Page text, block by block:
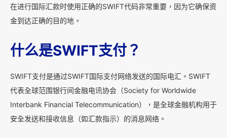
在进行国际汇款时使用正确的SWIFT代码非常重要，因为它确保资
金到达正确的目的地。
什么是SWIFT支付？
SWIFT支付是通过SWIFT国际支付网络发送的国际电汇。SWIFT
代表全球范围银行间金融电讯协会（Society for Worldwide
Interbank Financial Telecommunication），是全球金融机构用于
安全发送和接收信息（如汇款指示）的消息网络。